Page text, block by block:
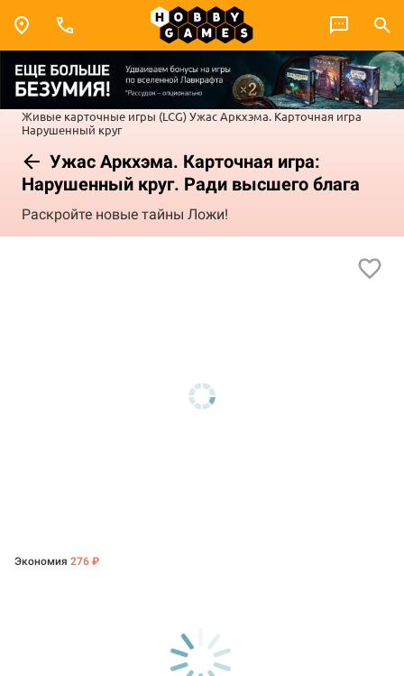
Живые карточные игры (LCG)Ужас Аркхэма. Карточная игра
Нарушенный круг
Ужас Аркхэма. Карточная игра:
Нарушенный круг. Ради высшего блага
Раскройте новые тайны Ложи!
Экономия 276 ₽